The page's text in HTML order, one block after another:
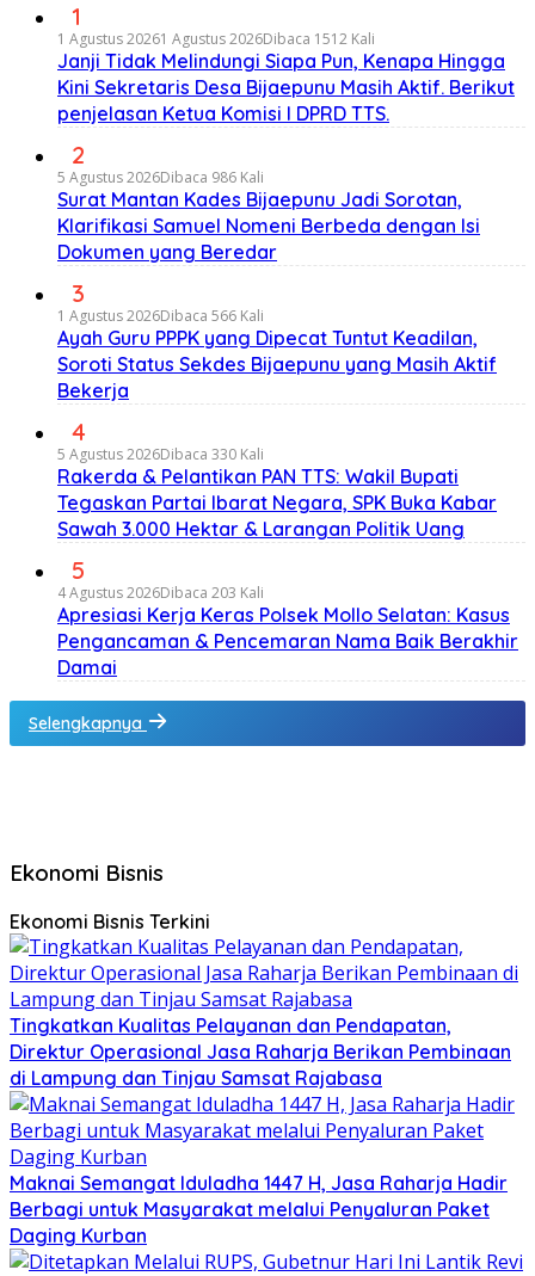
1
1 Agustus 20261 Agustus 2026Dibaca 1512 Kali
Janji Tidak Melindungi Siapa Pun, Kenapa Hingga
Kini Sekretaris Desa Bijaepunu Masih Aktif. Berikut
penjelasan Ketua Komisi I DPRD TTS.
2
5 Agustus 2026Dibaca 986 Kali
Surat Mantan Kades Bijaepunu Jadi Sorotan,
Klarifikasi Samuel Nomeni Berbeda dengan Isi
Dokumen yang Beredar
3
1 Agustus 2026Dibaca 566 Kali
Ayah Guru PPPK yang Dipecat Tuntut Keadilan,
Soroti Status Sekdes Bijaepunu yang Masih Aktif
Bekerja
4
5 Agustus 2026Dibaca 330 Kali
Rakerda & Pelantikan PAN TTS: Wakil Bupati
Tegaskan Partai Ibarat Negara, SPK Buka Kabar
Sawah 3.000 Hektar & Larangan Politik Uang
5
4 Agustus 2026Dibaca 203 Kali
Apresiasi Kerja Keras Polsek Mollo Selatan: Kasus
Pengancaman & Pencemaran Nama Baik Berakhir
Damai
Selengkapnya
Ekonomi Bisnis
Ekonomi Bisnis Terkini
Tingkatkan Kualitas Pelayanan dan Pendapatan,
Direktur Operasional Jasa Raharja Berikan Pembinaan
di Lampung dan Tinjau Samsat Rajabasa
Maknai Semangat Iduladha 1447 H, Jasa Raharja Hadir
Berbagi untuk Masyarakat melalui Penyaluran Paket
Daging Kurban